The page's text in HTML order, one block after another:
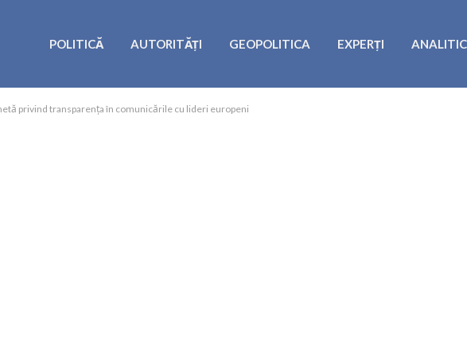
POLITICĂ AUTORITĂȚI GEOPOLITICA EXPERȚI
privind transparența în comunicările cu lideri europeni